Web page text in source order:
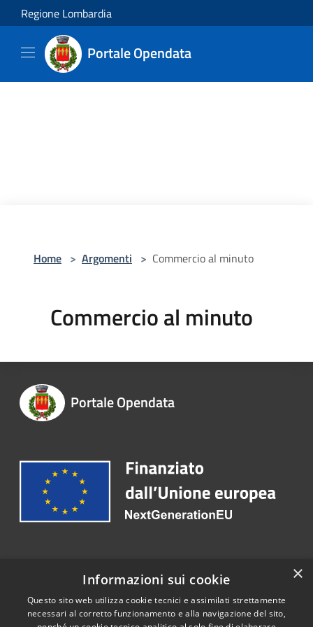
Salta al contenuto principale
Regione Lombardia
Portale Opendata
Home > Argomenti > Commercio al minuto
Commercio al minuto
Portale Opendata
Recapiti e contatti
Telefono: 030 2563173
×
Informazioni sui cookie
Questo sito web utilizza cookie tecnici e assimilati strettamente
necessari al corretto funzionamento e alla navigazione del sito,